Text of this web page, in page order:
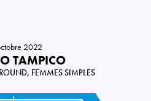
2022
TAMPICO
FEMMES SIMPLES